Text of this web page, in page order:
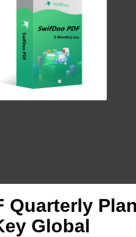
Quarterly
Global